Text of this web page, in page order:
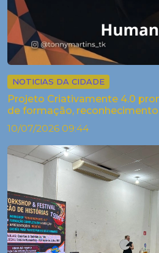
NOTICIAS DA CIDADE
Projeto Criativamente 4.0
de formação,
artistas de Palestina
10/07/2026 09:44